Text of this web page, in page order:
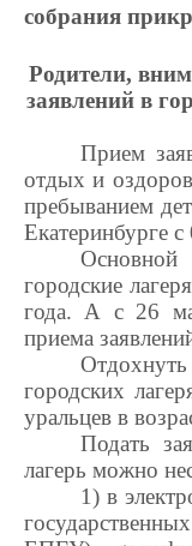
собрания
Родители,
заявлений в
Прием
отдых и
пребыванием
Екатеринбурге с
городские
года. А с 26
приема
городских
уральцев в
Подать
лагерь можно
1) в